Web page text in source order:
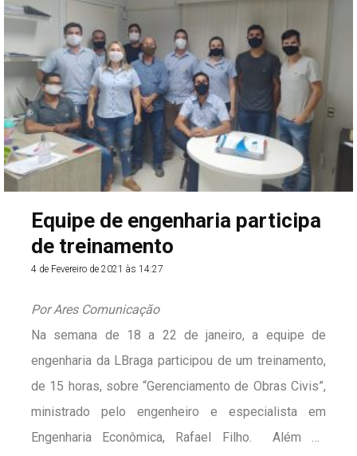
Equipe de engenharia participa
de treinamento
4 de Fevereiro de 2021 às 14:27
Por Ares Comunicação
Na semana de 18 a 22 de janeiro, a equipe de
engenharia da LBraga participou de um treinamento,
de 15 horas, sobre “Gerenciamento de Obras Civis”,
ministrado pelo engenheiro e especialista em
Engenharia Econômica, Rafael Filho. Além de